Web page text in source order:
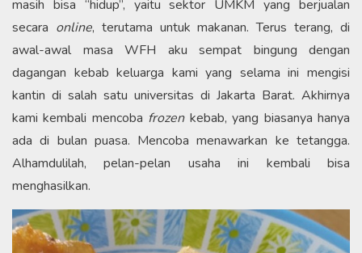
masih bisa “hidup”, yaitu sektor UMKM yang berjualan
secara online, terutama untuk makanan. Terus terang, di
awal-awal masa WFH aku sempat bingung dengan
dagangan kebab keluarga kami yang selama ini mengisi
kantin di salah satu universitas di Jakarta Barat. Akhirnya
kami kembali mencoba frozen kebab, yang biasanya hanya
ada di bulan puasa. Mencoba menawarkan ke tetangga.
Alhamdulilah, pelan-pelan usaha ini kembali bisa
menghasilkan.